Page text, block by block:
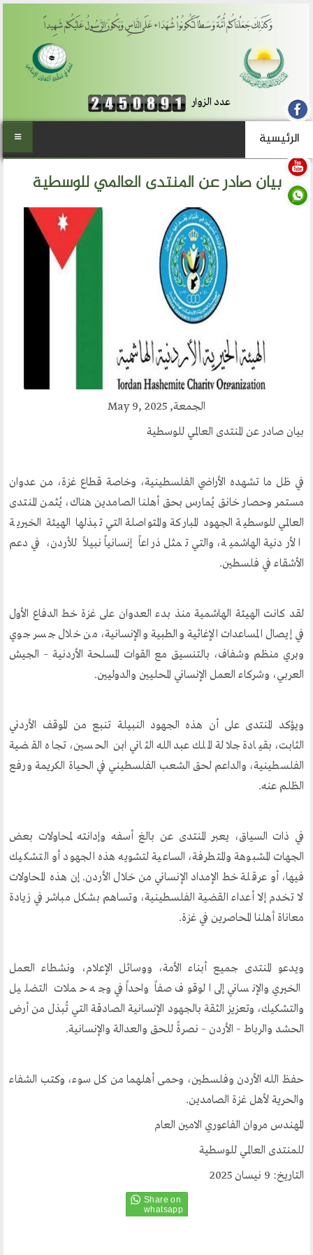
وَكَذَلِكَ جَعَلْنَاكُمْ أُمَّةً وَسَطاً لِّتَكُونُواْ شُهَدَاء عَلَى النَّاسِ وَيَكُونَ الرَّسُولُ عَلَيْكُمْ شَهِيداً
عدد الزوار
المنتدى العالمي للوسطية
أهداف المنتدى
الفكرة والتأسيس
تطلعاتنا
مكتبنا الدائم
منتدى الوسطية للفكر و الثقافة
الفكرة و التأسيس
اهدافنا
الهيئة الادارية
أقسام الموقع
الحوار الحضاري
الحوار في السيرة
الحوار في الاسلام
الحوار مع الاخر
المحاضرات
بيانات
رحلات
ندوات
مركز الدراسات
دراسات في الوسطية والتطرف والارهاب
من نحن
أقسام المنتدى
إصدارات الوسطية
قطاع المرأة
قالوا في المنتدى
روابط اخرى
أخبار العالم الاسلامي
التدريب
الرئيسية
بيان صادر عن المنتدى العالمي للوسطية
الجمعة, May 9, 2025
بيان صادر عن المنتدى العالمي للوسطية
في ظل ما تشهده الأراضي الفلسطينية، وخاصة قطاع غزة، من عدوان
مستمر وحصار خانق يُمارس بحق أهلنا الصامدين هناك، يُثمن المنتدى
العالمي للوسطية الجهود المباركة والمتواصلة التي تبذلها الهيئة الخيرية
الأردنية الهاشمية، والتي تمثل ذراعاً إنسانياً نبيلاً للأردن، في دعم
الأشقاء في فلسطين.
لقد كانت الهيئة الهاشمية منذ بدء العدوان على غزة خط الدفاع الأول
في إيصال المساعدات الإغاثية والطبية والإنسانية، من خلال جسر جوي
وبري منظم وشفاف، بالتنسيق مع القوات المسلحة الأردنية – الجيش
العربي، وشركاء العمل الإنساني المحليين والدوليين.
ويؤكد المنتدى على أن هذه الجهود النبيلة تنبع من الموقف الأردني
الثابت، بقيادة جلالة الملك عبدالله الثاني ابن الحسين، تجاه القضية
الفلسطينية، والداعم لحق الشعب الفلسطيني في الحياة الكريمة ورفع
الظلم عنه.
في ذات السياق، يعبر المنتدى عن بالغ أسفه وإدانته لمحاولات بعض
الجهات المشبوهة والمتطرفة، الساعية لتشويه هذه الجهود أو التشكيك
فيها، أو عرقلة خط الإمداد الإنساني من خلال الأردن. إن هذه المحاولات
لا تخدم إلا أعداء القضية الفلسطينية، وتساهم بشكل مباشر في زيادة
معاناة أهلنا المحاصرين في غزة.
ويدعو المنتدى جميع أبناء الأمة، ووسائل الإعلام، ونشطاء العمل
الخيري والإنساني إلى الوقوف صفاً واحداً في وجه حملات التضليل
والتشكيك، وتعزيز الثقة بالجهود الإنسانية الصادقة التي تُبذل من أرض
الحشد والرباط – الأردن – نصرةً للحق والعدالة والإنسانية.
حفظ الله الأردن وفلسطين، وحمى أهلهما من كل سوء، وكتب الشفاء
والحرية لأهل غزة الصامدين.
المهندس مروان الفاعوري الامين العام
للمنتدى العالمي للوسطية
التاريخ: 9 نيسان 2025